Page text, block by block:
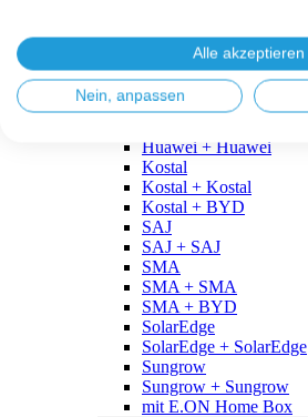
Fronius + BYD
GoodWe
GoodWe + GoodWe
GoodWe + BYD
Huawei + Huawei
Kostal
Kostal + Kostal
Kostal + BYD
SAJ
SAJ + SAJ
SMA
SMA + SMA
SMA + BYD
SolarEdge
SolarEdge + SolarEdge
Sungrow
Sungrow + Sungrow
mit E.ON Home Box
Alle akzeptieren
Nein, anpassen